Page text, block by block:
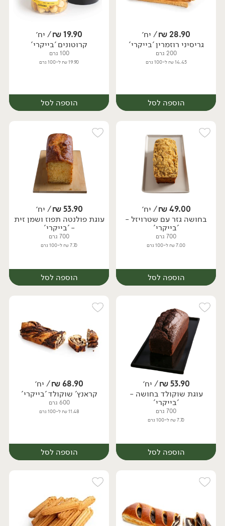
יח׳ יח׳
28.90
₪/ יח׳
גריסיני רוזמרין 'בייקרי'
200 גרם
14.45 ₪ ל-100 גרם
הוספה לסל
יח׳
19.90
₪/ יח׳
קרוטונים 'בייקרי'
100 גרם
19.90 ₪ ל-100 גרם
הוספה לסל
יח׳
49.00
₪/ יח׳
בחושה גזר עם שטרויזל -
'בייקרי'
700 גרם
7.00 ₪ ל-100 גרם
הוספה לסל
יח׳
53.90
₪/ יח׳
עוגת פולנטה תפוז ושמן זית
- 'בייקרי'
700 גרם
7.70 ₪ ל-100 גרם
הוספה לסל
יח׳
53.90
₪/ יח׳
עוגת שוקולד בחושה -
'בייקרי'
700 גרם
7.70 ₪ ל-100 גרם
הוספה לסל
68.90
₪/ יח׳
קראנץ' שוקולד 'בייקרי'
600 גרם
11.48 ₪ ל-100 גרם
הוספה לסל